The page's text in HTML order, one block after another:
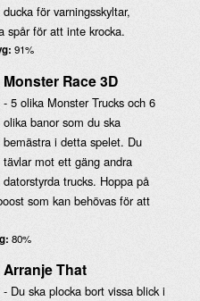
ducka för varningsskyltar,
spår för att inte krocka.
91%
Monster Race 3D
- 5 olika Monster Trucks och 6
olika banor som du ska
bemästra i detta spelet. Du
tävlar mot ett gäng andra
datorstyrda trucks. Hoppa på
som kan behövas för att
80%
Arranje That
- Du ska plocka bort vissa blick i